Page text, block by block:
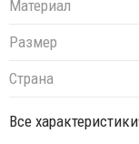
Материал
Размер
Страна
Все характеристики